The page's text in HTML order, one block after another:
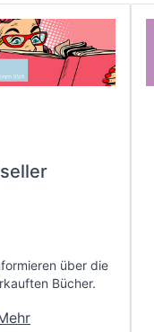
über die
Bücher.